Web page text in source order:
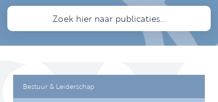
Bestuur & Leiderschap